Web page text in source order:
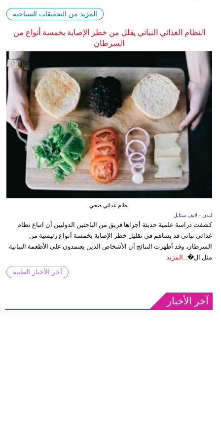
المزيد من التحقيقات السياحية
النظام الغذائي النباتي يقلل من خطر الإصابة بخمسة أنواع من
السرطان
نظام غذائي صحي
لندن - لايف ستايل
كشفت دراسة علمية حديثة أجراها فريق من الباحثين الدوليين أن اتباع نظام
غذائي نباتي قد يساهم في تقليل خطر الإصابة بخمسة أنواع رئيسية من
السرطان. وقد أظهرت النتائج أن الأشخاص الذين يعتمدون على الأطعمة النباتية
مثل ال�...
المزيد
آخر الأخبار الطبية
آخر الأخبار